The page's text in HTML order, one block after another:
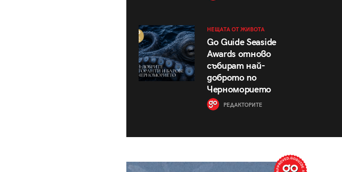
НЕЩАТА ОТ ЖИВОТА
Go Guide Seaside
Awards отново
събират най-
доброто по
Черноморието
РЕДАКТОРИТЕ